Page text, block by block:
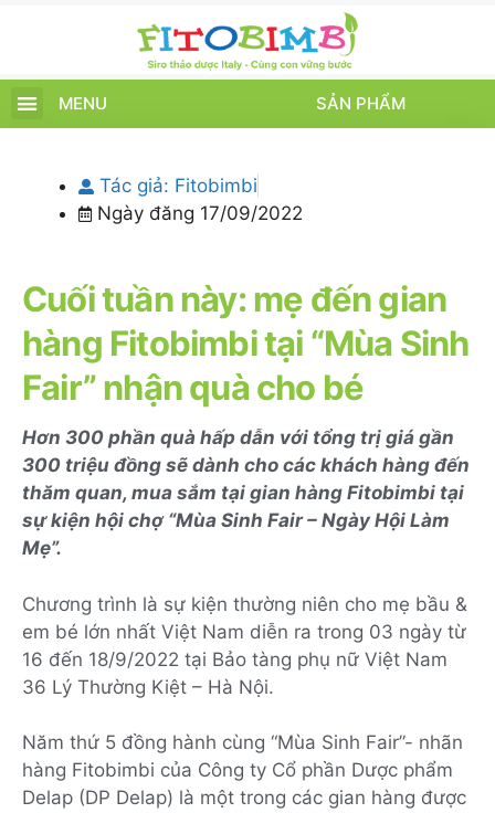
MENU SẢN PHẨM
Tác giả: Fitobimbi
Ngày đăng 17/09/2022
Cuối tuần này: mẹ đến gian
hàng Fitobimbi tại “Mùa Sinh
Fair” nhận quà cho bé
Hơn 300 phần quà hấp dẫn với tổng trị giá gần
300 triệu đồng sẽ dành cho các khách hàng đến
thăm quan, mua sắm tại gian hàng Fitobimbi tại
sự kiện hội chợ “Mùa Sinh Fair – Ngày Hội Làm
Mẹ”.
Chương trình là sự kiện thường niên cho mẹ bầu &
em bé lớn nhất Việt Nam diễn ra trong 03 ngày từ
16 đến 18/9/2022 tại Bảo tàng phụ nữ Việt Nam
36 Lý Thường Kiệt – Hà Nội.
Năm thứ 5 đồng hành cùng “Mùa Sinh Fair”- nhãn
hàng Fitobimbi của Công ty Cổ phần Dược phẩm
Delap (DP Delap) là một trong các gian hàng được